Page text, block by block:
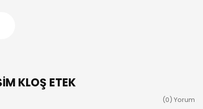
KLOŞ ETEK
(0) Yorum